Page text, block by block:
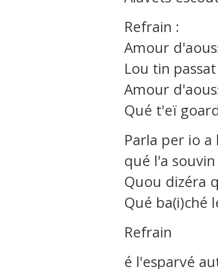
Refrain :
Amour
Lou tin passat
Amour
Qué t'eï
Parla per io
qué l'a
Quou dizéra
Qué ba(i)ché
Refrain
é l'esparvé